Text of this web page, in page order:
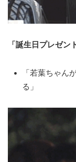
「誕生日プレゼン
「若葉ちゃん
る」